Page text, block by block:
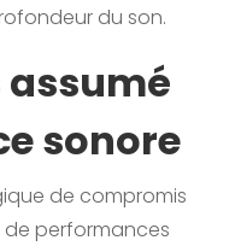
du son.
sonore
de compromis
performances